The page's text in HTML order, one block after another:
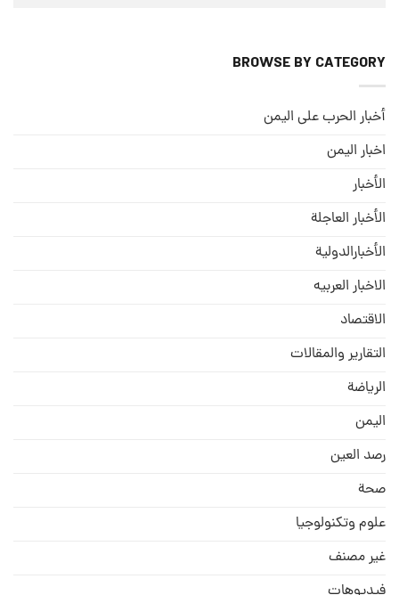
BROWSE BY CATEGORY
أخبار الحرب على اليمن
اخبار اليمن
الأخبار
الأخبار العاجلة
الأخبارالدولية
الاخبار العربيه
الاقتصاد
التقارير والمقالات
الریاضة
الیمن
رصد العین
صحة
علوم وتكنولوجيا
غير مصنف